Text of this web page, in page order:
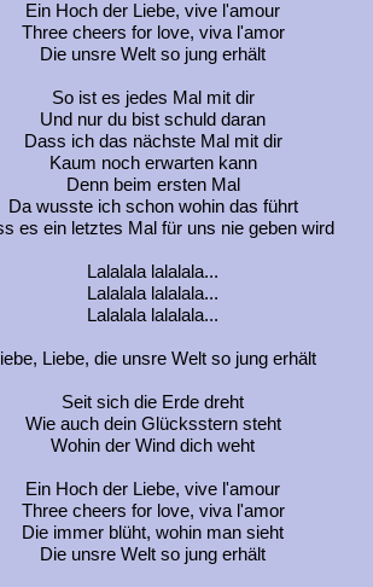
Ein Hoch der Liebe, vive l'amour
Three cheers for love, viva l'amor
Die unsre Welt so jung erhält
So ist es jedes Mal mit dir
Und nur du bist schuld daran
Dass ich das nächste Mal mit dir
Kaum noch erwarten kann
Denn beim ersten Mal
Da wusste ich schon wohin das führt
es ein letztes Mal für uns nie geben wird
Lalalala lalalala...
Lalalala lalalala...
Lalalala lalalala...
Liebe, die unsre Welt so jung erhält
Seit sich die Erde dreht
Wie auch dein Glücksstern steht
Wohin der Wind dich weht
Ein Hoch der Liebe, vive l'amour
Three cheers for love, viva l'amor
Die immer blüht, wohin man sieht
Die unsre Welt so jung erhält